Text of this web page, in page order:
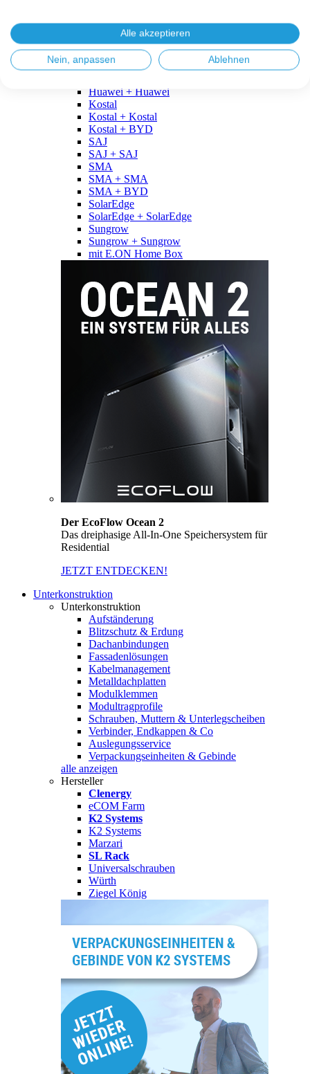
Fronius + BYD
GoodWe
GoodWe + GoodWe
GoodWe + BYD
Huawei + Huawei
Kostal
Kostal + Kostal
Kostal + BYD
SAJ
SAJ + SAJ
SMA
SMA + SMA
SMA + BYD
SolarEdge
SolarEdge + SolarEdge
Sungrow
Sungrow + Sungrow
mit E.ON Home Box
Der EcoFlow Ocean 2
Das dreiphasige All-In-One Speichersystem für
Residential
JETZT ENTDECKEN!
Unterkonstruktion
Unterkonstruktion
Aufständerung
Blitzschutz & Erdung
Dachanbindungen
Fassadenlösungen
Kabelmanagement
Metalldachplatten
Modulklemmen
Modultragprofile
Schrauben, Muttern & Unterlegscheiben
Verbinder, Endkappen & Co
Auslegungsservice
Verpackungseinheiten & Gebinde
alle anzeigen
Hersteller
Clenergy
eCOM Farm
K2 Systems
K2 Systems
Marzari
SL Rack
Universalschrauben
Würth
Ziegel König
Alle akzeptieren
Nein, anpassen Ablehnen